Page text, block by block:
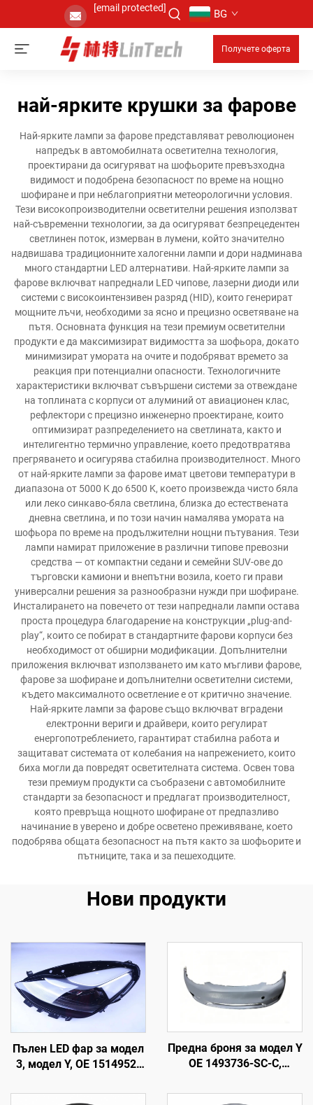
[email protected] BG
Получете оферта
най-ярките крушки за фарове
Най-ярките лампи за фарове представляват революционен
напредък в автомобилната осветителна технология,
проектирани да осигуряват на шофьорите превъзходна
видимост и подобрена безопасност по време на нощно
шофиране и при неблагоприятни метеорологични условия.
Тези високопроизводителни осветителни решения използват
най-съвременни технологии, за да осигуряват безпрецедентен
светлинен поток, измерван в лумени, който значително
надвишава традиционните халогенни лампи и дори надминава
много стандартни LED алтернативи. Най-ярките лампи за
фарове включват напреднали LED чипове, лазерни диоди или
системи с високоинтензивен разряд (HID), които генерират
мощните лъчи, необходими за ясно и прецизно осветяване на
пътя. Основната функция на тези премиум осветителни
продукти е да максимизират видимостта за шофьора, докато
минимизират умората на очите и подобряват времето за
реакция при потенциални опасности. Технологичните
характеристики включват съвършени системи за отвеждане
на топлината с корпуси от алуминий от авиационен клас,
рефлектори с прецизно инженерно проектиране, които
оптимизират разпределението на светлината, както и
интелигентно термично управление, което предотвратява
прегряването и осигурява стабилна производителност. Много
от най-ярките лампи за фарове имат цветови температури в
диапазона от 5000 K до 6500 K, което произвежда чисто бяла
или леко синкаво-бяла светлина, близка до естествената
дневна светлина, и по този начин намалява умората на
шофьора по време на продължителни нощни пътувания. Тези
лампи намират приложение в различни типове превозни
средства — от компактни седани и семейни SUV-ове до
търговски камиони и внепътни возила, което ги прави
универсални решения за разнообразни нужди при шофиране.
Инсталирането на повечето от тези напреднали лампи остава
проста процедура благодарение на конструкции „plug-and-
play“, които се побират в стандартните фарови корпуси без
необходимост от обширни модификации. Допълнителни
приложения включват използването им като мъгливи фарове,
фарове за шофиране и допълнителни осветителни системи,
където максималното осветление е от критично значение.
Най-ярките лампи за фарове също включват вградени
електронни вериги и драйвери, които регулират
енергопотреблението, гарантират стабилна работа и
защитават системата от колебания на напрежението, които
биха могли да повредят осветителната система. Освен това
тези премиум продукти са съобразени с автомобилните
стандарти за безопасност и предлагат производителност,
която превръща нощното шофиране от предпазливо
начинание в уверено и добре осветено преживяване, което
подобрява общата безопасност на пътя както за шофьорите и
пътниците, така и за пешеходците.
Нови продукти
Пълен LED фар за модел
3, модел Y, OE 1514952-
1514952-10-E, подмяна
Предна броня за модел Y
OE 1493736-SC-C,
формоване, грундирано